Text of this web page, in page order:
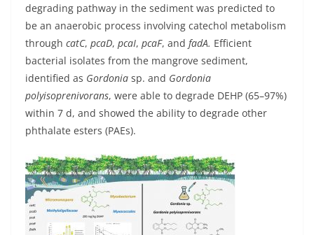
degrading pathway in the sediment was predicted to
be an anaerobic process involving catechol metabolism
through catC, pcaD, pcaI, pcaF, and fadA. Efficient
bacterial isolates from the mangrove sediment,
identified as Gordonia sp. and Gordonia
polyisoprenivorans, were able to degrade DEHP (65–97%)
within 7 d, and showed the ability to degrade other
phthalate esters (PAEs).